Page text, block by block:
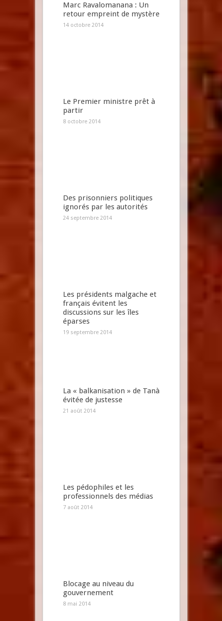
Marc Ravalomanana : Un
retour empreint de mystère
14 octobre 2014
Le Premier ministre prêt à
partir
8 octobre 2014
Des prisonniers politiques
ignorés par les autorités
24 septembre 2014
Les présidents malgache et
français évitent les
discussions sur les îles
éparses
19 septembre 2014
La « balkanisation » de Tanà
évitée de justesse
21 août 2014
Les pédophiles et les
professionnels des médias
7 août 2014
Blocage au niveau du
gouvernement
8 mai 2014